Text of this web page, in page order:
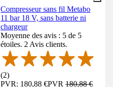
Compresseur sans fil Metabo
11 bar 18 V, sans batterie ni
chargeur
Moyenne des avis : 5 de 5
étoiles. 2 Avis clients.
(2)
PVR: 180,88 €PVR180,88 €